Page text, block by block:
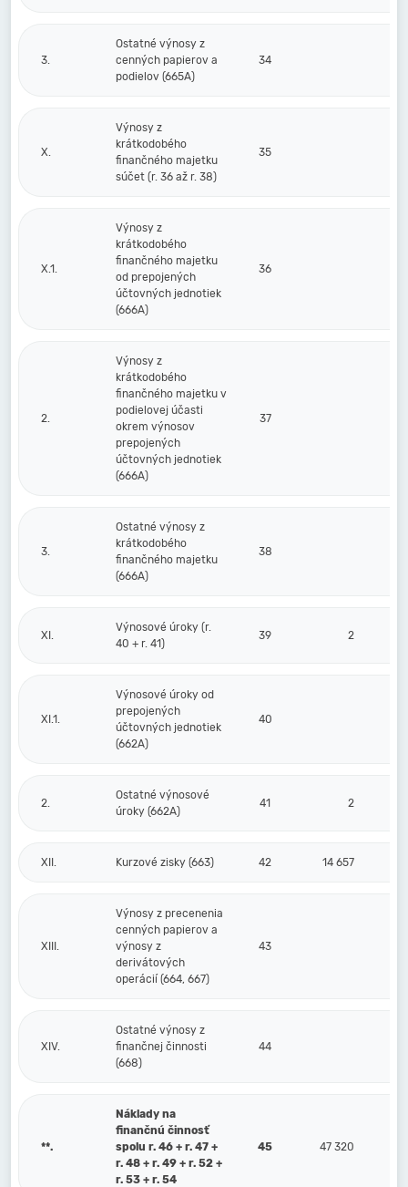
3.
Ostatné výnosy z
cenných papierov a
podielov (665A)
34
X.
Výnosy z
krátkodobého
finančného majetku
súčet (r. 36 až r. 38)
35
X.1.
Výnosy z
krátkodobého
finančného majetku
od prepojených
účtovných jednotiek
(666A)
36
2.
Výnosy z
krátkodobého
finančného majetku v
podielovej účasti
okrem výnosov
prepojených
účtovných jednotiek
(666A)
37
3.
Ostatné výnosy z
krátkodobého
finančného majetku
(666A)
38
XI.
Výnosové úroky (r.
40 + r. 41)
39 2
XI.1.
Výnosové úroky od
prepojených
účtovných jednotiek
(662A)
40
2.
Ostatné výnosové
úroky (662A)
41 2
XII. Kurzové zisky (663) 42 14 657
XIII.
Výnosy z precenenia
cenných papierov a
výnosy z
derivátových
operácií (664, 667)
43
XIV.
Ostatné výnosy z
finančnej činnosti
(668)
44
**.
Náklady na
finančnú činnosť
spolu r. 46 + r. 47 +
r. 48 + r. 49 + r. 52 +
r. 53 + r. 54
45 47 320